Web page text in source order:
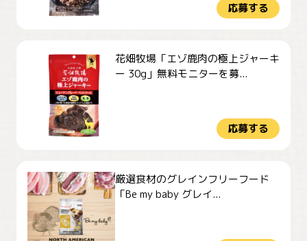
応募する
花畑牧場「エゾ鹿肉の極上ジャーキ
ー 30g」無料モニターを募...
応募する
厳選食材のグレインフリーフード
「Be my baby グレイ...